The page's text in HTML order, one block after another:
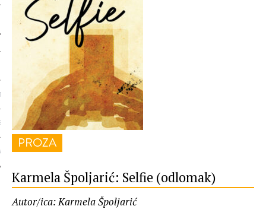
PROZA
Karmela Špoljarić: Selfie (odlomak)
Autor/ica: Karmela Špoljarić